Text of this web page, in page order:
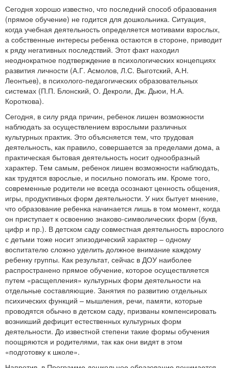
Сегодня хорошо известно, что последний способ образования
(прямое обучение) не годится для дошкольника. Ситуация,
когда учебная деятельность определяется мотивами взрослых,
а собственные интересы ребенка остаются в стороне, приводит
к ряду негативных последствий. Этот факт находил
неоднократное подтверждение в психологических концепциях
развития личности (А.Г. Асмолов, Л.С. Выготский, А.Н.
Леонтьев), в психолого-педагогических образовательных
системах (П.П. Блонский, О. Декроли, Дж. Дьюи, Н.А.
Короткова).
Сегодня, в силу ряда причин, ребенок лишен возможности
наблюдать за осуществлением взрослыми различных
культурных практик. Это объясняется тем, что трудовая
деятельность, как правило, совершается за пределами дома, а
практическая бытовая деятельность носит однообразный
характер. Тем самым, ребенок лишен возможности наблюдать,
как трудятся взрослые, и посильно помогать им. Кроме того,
современные родители не всегда осознают ценность общения,
игры, продуктивных форм деятельности. У них бытует мнение,
что образование ребенка начинается лишь в том момент, когда
он приступает к освоению знаково-символических форм (букв,
цифр и пр.). В детском саду совместная деятельность взрослого
с детьми тоже носит эпизодический характер – одному
воспитателю сложно уделить должное внимание каждому
ребенку группы. Как результат, сейчас в ДОУ наиболее
распространено прямое обучение, которое осуществляется
путем «расщепления» культурных форм деятельности на
отдельные составляющие. Занятия по развитию отдельных
психических функций – мышления, речи, памяти, которые
проводятся обычно в детском саду, призваны компенсировать
возникший дефицит естественных культурных форм
деятельности. До известной степени такие формы обучения
поощряются и родителями, так как они видят в этом
«подготовку к школе».